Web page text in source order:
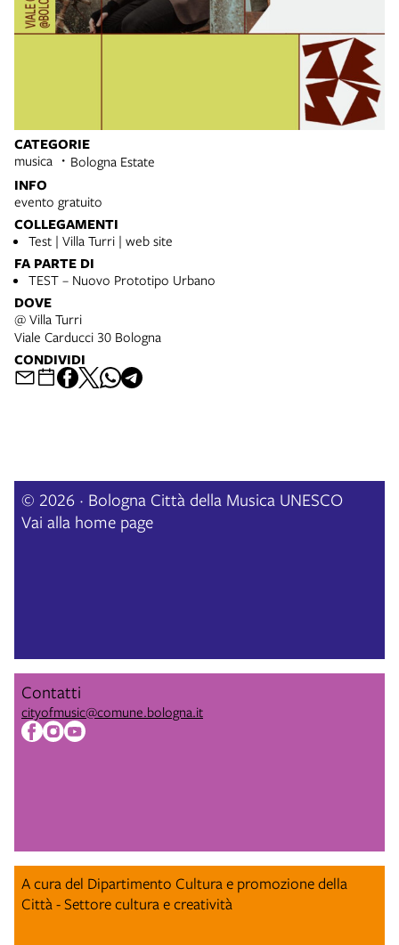
CATEGORIE
musica Bologna Estate
INFO
evento gratuito
COLLEGAMENTI
Test | Villa Turri | web site
FA PARTE DI
TEST – Nuovo Prototipo Urbano
DOVE
@ Villa Turri
Viale Carducci 30 Bologna
CONDIVIDI
© 2026 · Bologna Città della Musica UNESCO
Vai alla home page
Contatti
cityofmusic@comune.bologna.it
A cura del Dipartimento Cultura e promozione della
Città - Settore cultura e creatività